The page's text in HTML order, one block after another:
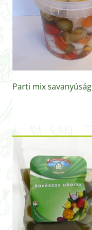
Parti mix savanyúság